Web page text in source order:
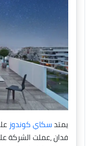
يمتد سكاي كوندوز
فدان ،عملت الشركة